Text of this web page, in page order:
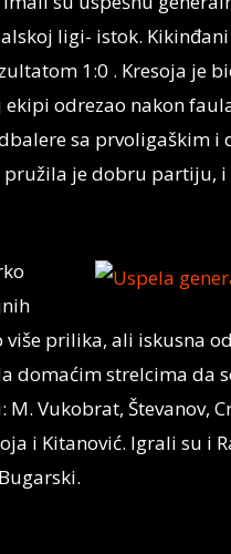
ligi- istok.
1:0 . Kresoja je
odrezao nakon
sa prvoligaškim
je dobru partiju,
prilika, ali iskusna
strelcima da
Vukobrat, Števanov,
i Kitanović. Igrali su i